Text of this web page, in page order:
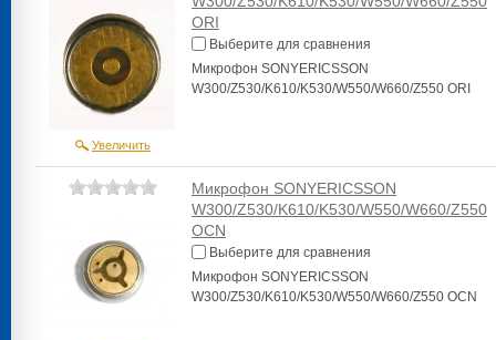
Увеличить
ORI
Выберите для сравнения
Микрофон SONYERICSSON
W300/Z530/K610/K530/W550/W660/Z550 ORI
Микрофон SONYERICSSON
W300/Z530/K610/K530/W550/W660/Z550
OCN
Выберите для сравнения
Микрофон SONYERICSSON
W300/Z530/K610/K530/W550/W660/Z550 OCN